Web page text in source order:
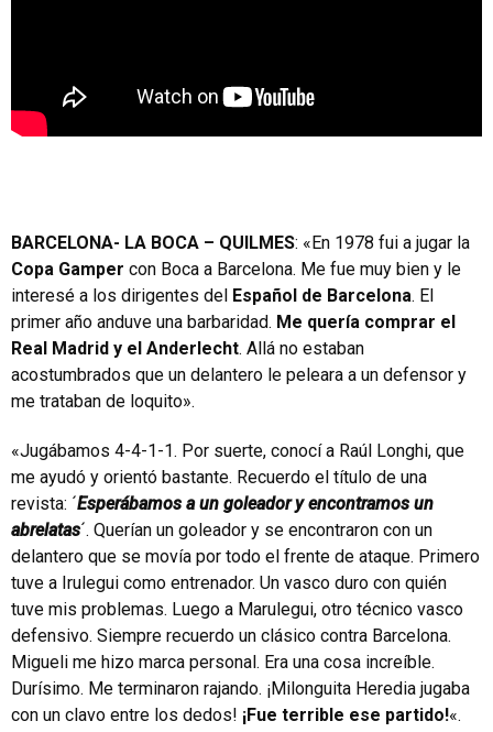
BARCELONA- LA BOCA – QUILMES: «En 1978 fui a jugar la
Copa Gamper con Boca a Barcelona. Me fue muy bien y le
interesé a los dirigentes del Español de Barcelona. El
primer año anduve una barbaridad. Me quería comprar el
Real Madrid y el Anderlecht. Allá no estaban
acostumbrados que un delantero le peleara a un defensor y
me trataban de loquito».
«Jugábamos 4-4-1-1. Por suerte, conocí a Raúl Longhi, que
me ayudó y orientó bastante. Recuerdo el título de una
revista: ´Esperábamos a un goleador y encontramos un
abrelatas´. Querían un goleador y se encontraron con un
delantero que se movía por todo el frente de ataque. Primero
tuve a Irulegui como entrenador. Un vasco duro con quién
tuve mis problemas. Luego a Marulegui, otro técnico vasco
defensivo. Siempre recuerdo un clásico contra Barcelona.
Migueli me hizo marca personal. Era una cosa increíble.
Durísimo. Me terminaron rajando. ¡Milonguita Heredia jugaba
con un clavo entre los dedos! ¡Fue terrible ese partido!«.